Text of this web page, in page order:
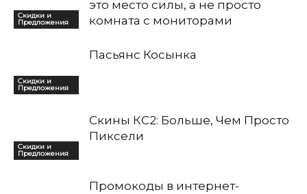
Скидки и
Предложения
это место силы, а не просто
комната с мониторами
Скидки и
Предложения
Пасьянс Косынка
Скидки и
Предложения
Скины КС2: Больше, Чем Просто
Пиксели
Промокоды в интернет-